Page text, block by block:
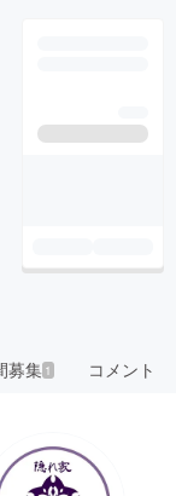
募集 1 コメント